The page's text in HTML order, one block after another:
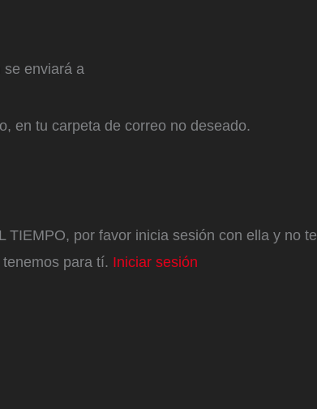
se enviará a
en tu carpeta de correo no deseado.
TIEMPO, por favor inicia sesión con ella y no te
para tí. Iniciar sesión